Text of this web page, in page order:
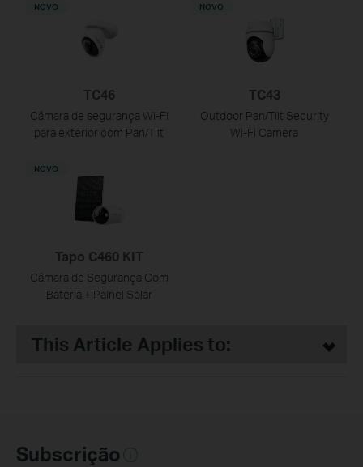
TC46
Câmara de segurança Wi-Fi
para exterior com Pan/Tilt
NOVO
TC43
Outdoor Pan/Tilt Security
Wi-Fi Camera
NOVO
Tapo C460 KIT
Câmara de Segurança Com
Bateria + Painel Solar
NOVO
This Article Applies to:
Subscrição